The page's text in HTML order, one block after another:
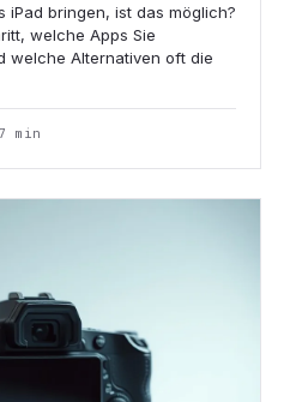
iPad bringen, ist das möglich?
welche Apps Sie
welche Alternativen oft die
min